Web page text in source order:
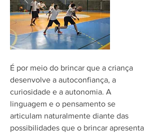
É por meio do brincar que a criança
desenvolve a autoconfiança, a
curiosidade e a autonomia. A
linguagem e o pensamento se
articulam naturalmente diante das
possibilidades que o brincar apresenta